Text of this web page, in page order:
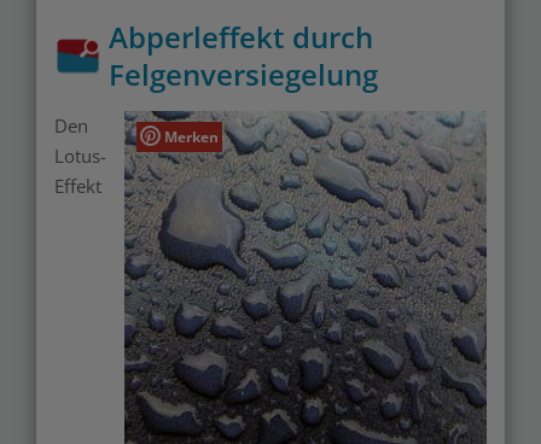
Abperleffekt durch
Felgenversiegelung
Merken
Den
Lotus-
Effekt